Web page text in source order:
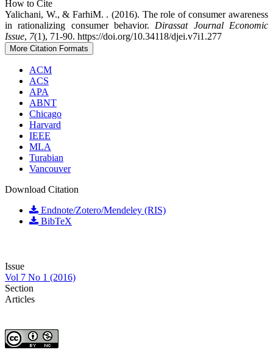
How to Cite
Yalichani, W., & FarhiM. ‎. (2016). The role of consumer awareness
in rationalizing consumer ‎behavior. Dirassat Journal Economic
Issue, 7(1), 71-90. https://doi.org/10.34118/djei.v7i1.277
More Citation Formats
ACM
ACS
APA
ABNT
Chicago
Harvard
IEEE
MLA
Turabian
Vancouver
Download Citation
Endnote/Zotero/Mendeley (RIS)
BibTeX
Issue
Vol 7 No 1 (2016)
Section
Articles